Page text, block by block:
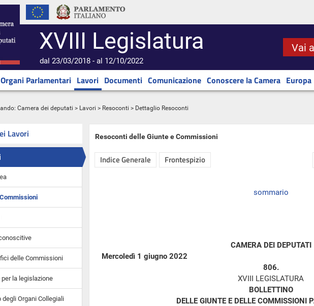
XVIII Legislatura
dal 23/03/2018 - al 12/10/2022
Vai
Organi Parlamentari Lavori Documenti Comunicazione Conoscere la Camera Europa
Camera dei deputati > Lavori > Resoconti > Dettaglio Resoconti
Lavori
delle Commissioni
la legislazione
degli Organi Collegiali
Resoconti delle Giunte e Commissioni
Indice Generale Frontespizio
sommario
CAMERA DEI DEPUTATI
Mercoledì 1 giugno 2022
806.
XVIII LEGISLATURA
BOLLETTINO
DELLE GIUNTE E DELLE COMMISSIONI